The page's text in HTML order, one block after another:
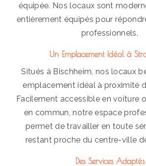
équipée. Nos locaux sont
entièrement équipés pour
professionnels.
Un Emplacement Idéal à
Situés à Bischheim, nos locaux
emplacement idéal à proximité
Facilement accessible en voiture
en commun, notre espace
permet de travailler en toute
restant proche du centre-ville
Des Services Adaptés